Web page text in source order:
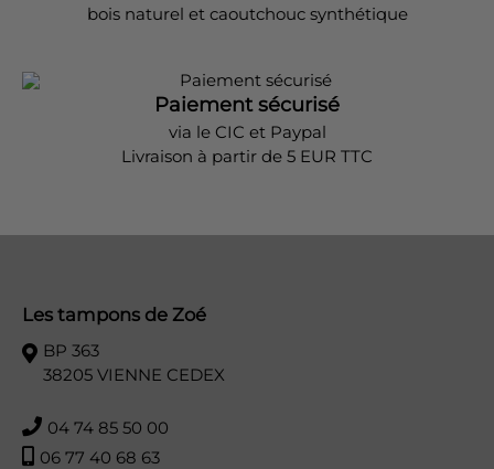
bois naturel et caoutchouc synthétique
Paiement sécurisé
via le CIC et Paypal
Livraison à partir de 5 EUR TTC
Les tampons de Zoé
BP 363
38205 VIENNE CEDEX
04 74 85 50 00
06 77 40 68 63